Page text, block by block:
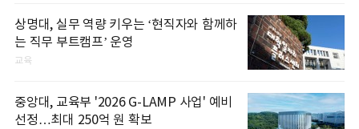
상명대, 실무 역량 키우는 ‘현직자와 함께하
는 직무 부트캠프’ 운영
교육
중앙대, 교육부 '2026 G-LAMP 사업' 예비
선정…최대 250억 원 확보